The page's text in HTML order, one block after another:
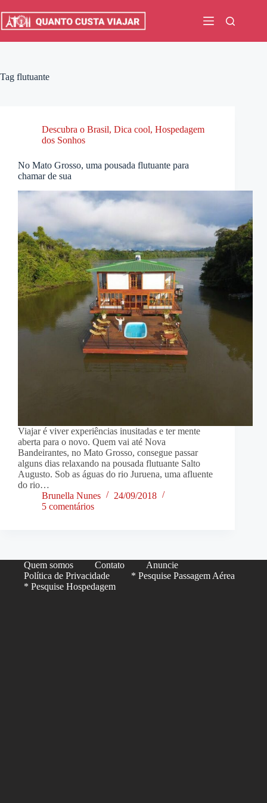
para
Tag flutuante
Descubra o Brasil, Dica cool, Hospedagem
dos Sonhos
No Mato Grosso, uma pousada flutuante para
chamar de sua
Viajar é viver experiências inusitadas e ter mente
aberta para o novo. Quem vai até Nova
Bandeirantes, no Mato Grosso, consegue passar
alguns dias relaxando na pousada flutuante Salto
Augusto. Sob as águas do rio Juruena, uma afluente
do rio…
Brunella Nunes
24/09/2018
5 comentários
Quem somos Contato
Anuncie
Política de Privacidade
* Pesquise Passagem Aérea
* Pesquise Hospedagem